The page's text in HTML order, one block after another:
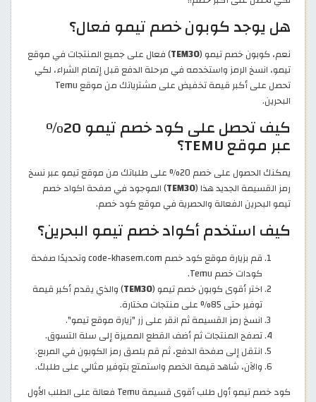
هل يوجد كوبون خصم تيمو فعال؟
نعم، كوبون خصم تيمو (TEM30) فعال على جميع المنتجات في موقع
تيمو، انسخ الرمز واستخدمه في مرحلة الدفع قبل إتمام الشراء، لكي
تحصل على أكبر قيمة تخفيض على مشترياتك من موقع Temu
البحرين.
كيف تحصل على كود خصم تيمو 20%
عبر موقع TEMU؟
يمكنك الحصول على خصم 20% على طلباتك من موقع تيمو عبر نسخ
رمز القسيمة الجديد هذا (TEM30) الموجود في صفحة اكواد خصم
تيمو البحرين الفعالة والحصرية في موقع كود خصم.
كيف استخدم أكواد خصم تيمو البحرين؟
قم بزيارة موقع كود خصم code-khasem.com وتحديدًا صفحة
كودات خصم Temu.
اختر أقوى كوبون خصم تيمو (TEM30) والذي يقدم أكبر قيمة
توفير حتى 85% على منتجات مختارة.
انسخ رمز القسيمة ثم انقر على زر "زيارة موقع تيمو".
تصفح المنتجات ثم أضف القطع المميزة إلى سلة التسوق.
انتقل إلى صفحة الدفع، ثم قم بلصق رمز الكوبون في المربع.
والآن، شاهد قيمة الخصم واستمتع بتوفير مثالي على طلبك.
كود خصم تيمو أول طلب أقوى قسيمة Temu فعالة على الطلب الأول